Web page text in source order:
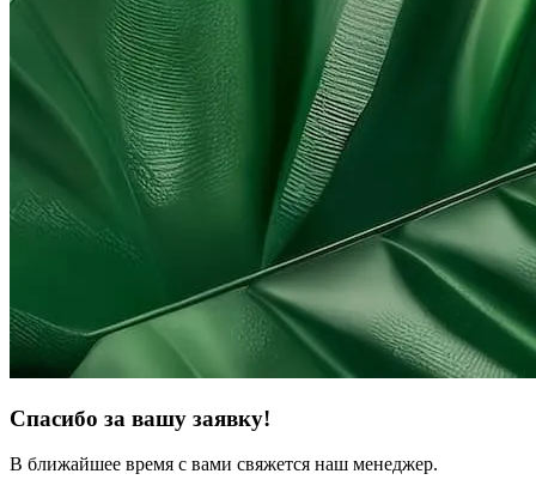
Спасибо за вашу заявку!
В ближайшее время с вами свяжется наш менеджер.